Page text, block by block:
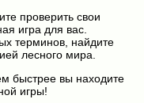
проверить свои
игра для вас.
терминов, найдите
лесного мира.
быстрее вы находите
игры!